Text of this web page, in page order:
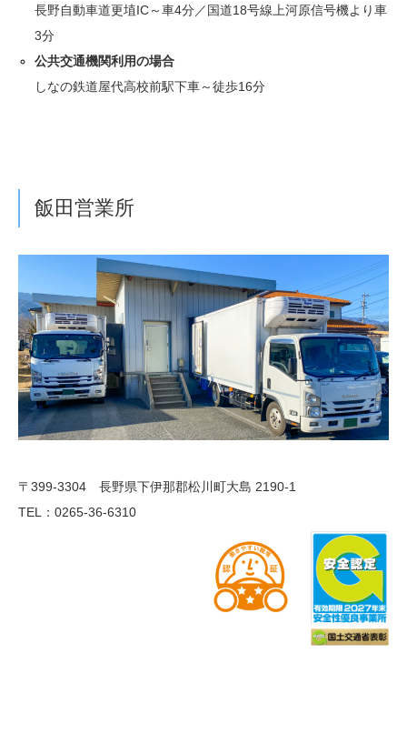
長野自動車道更埴IC～車4分／国道18号線上河原信号機より車
3分
公共交通機関利用の場合
しなの鉄道屋代高校前駅下車～徒歩16分
飯田営業所
〒399-3304 長野県下伊那郡松川町大島 2190-1
TEL：0265-36-6310